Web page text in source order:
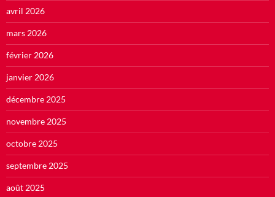
avril 2026
mars 2026
février 2026
janvier 2026
décembre 2025
novembre 2025
octobre 2025
septembre 2025
août 2025